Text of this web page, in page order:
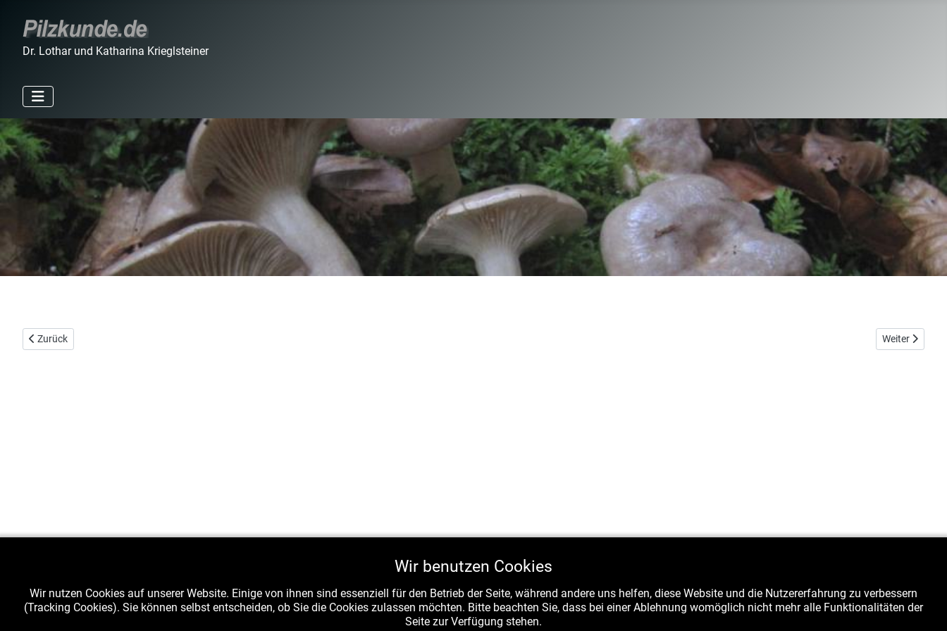
Dr. Lothar und Katharina Krieglsteiner
Vorheriger Beitrag: Naturgarten - richtig und falsch?
Zurück Nächster
Weiter
Wir benutzen Cookies
Wir nutzen Cookies auf unserer Website. Einige von ihnen sind essenziell für den Betrieb der Seite, während andere uns helfen, diese Website und die Nutzererfahrung zu verbessern
(Tracking Cookies). Sie können selbst entscheiden, ob Sie die Cookies zulassen möchten. Bitte beachten Sie, dass bei einer Ablehnung womöglich nicht mehr alle Funktionalitäten der
Seite zur Verfügung stehen.